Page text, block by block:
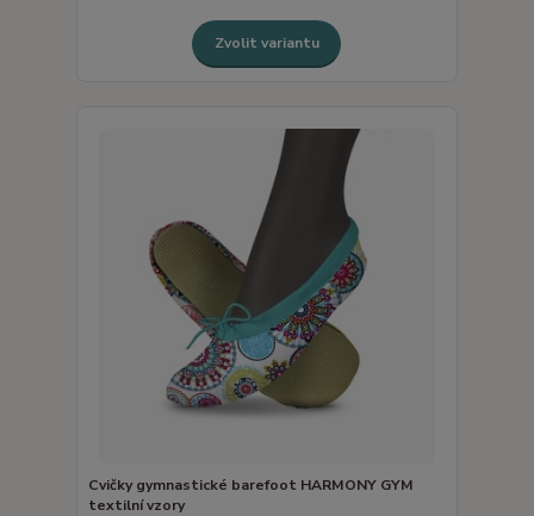
Zvolit variantu
Cvičky gymnastické barefoot HARMONY GYM
textilní vzory